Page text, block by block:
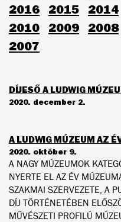
2016 2015 2014
2010 2009 2008
2007
DÍJESŐ A LUDWIG
2020. december 2.
A LUDWIG MÚZEUM AZ
2020. október 9.
A NAGY MÚZEUMOK
NYERTE EL AZ ÉV
SZAKMAI SZERVEZETE, A
DÍJ TÖRTÉNETÉBEN
MŰVÉSZETI PROFILÚ